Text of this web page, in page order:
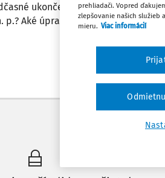
ukončenie finančného
p.? Aké úpravy základu dane by
Máte
prehliadači. Vopred
zlepšovanie našich služieb
mieru. Viac informácií